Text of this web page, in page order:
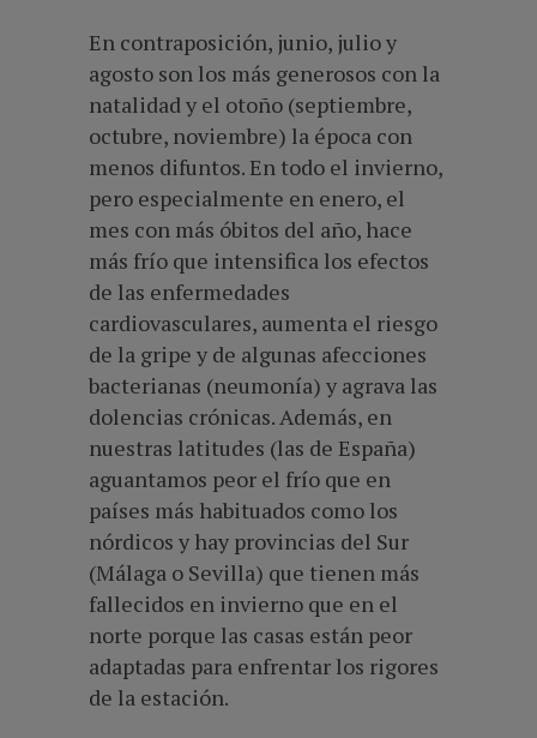
En contraposición, junio, julio y
agosto son los más generosos con la
natalidad y el otoño (septiembre,
octubre, noviembre) la época con
menos difuntos. En todo el invierno,
pero especialmente en enero, el
mes con más óbitos del año, hace
más frío que intensifica los efectos
de las enfermedades
cardiovasculares, aumenta el riesgo
de la gripe y de algunas afecciones
bacterianas (neumonía) y agrava las
dolencias crónicas. Además, en
nuestras latitudes (las de España)
aguantamos peor el frío que en
países más habituados como los
nórdicos y hay provincias del Sur
(Málaga o Sevilla) que tienen más
fallecidos en invierno que en el
norte porque las casas están peor
adaptadas para enfrentar los rigores
de la estación.